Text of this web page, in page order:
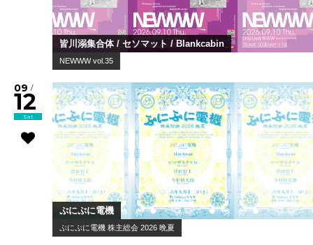
皆川溺集合体 / セソマット / Blankcabin
NEWWW vol.35
09 /
12
Sat
ぷにぷに電機
ぷにぷに電機 株主総会 2026 晩夏